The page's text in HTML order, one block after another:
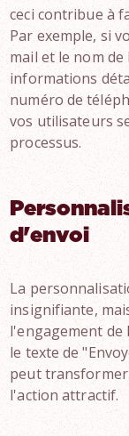
ceci contribue à
Par exemple, si
mail et le nom
informations
numéro de
vos utilisateurs
processus.
d'envoi
La
insignifiante,
l'engagement de
le texte de
peut
l'action attractif.